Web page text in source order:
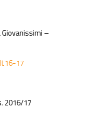
Giovanissimi –
17
2016/17